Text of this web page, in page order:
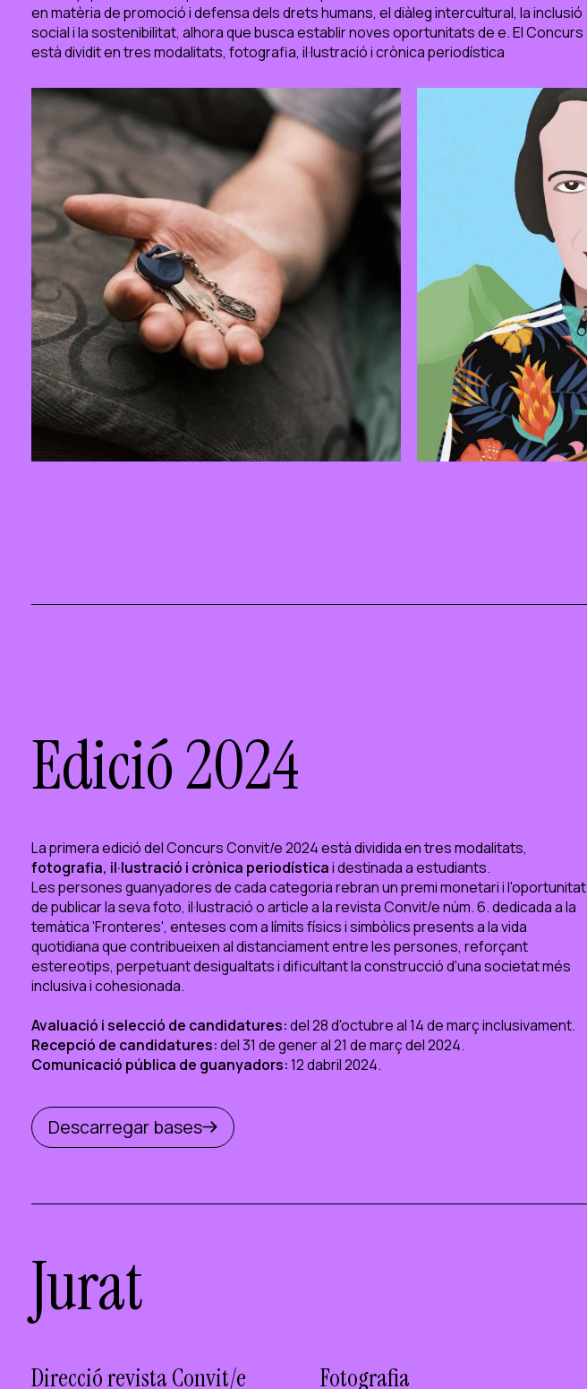
en matèria de promoció i defensa dels drets humans, el diàleg intercultural, la inclusió
social i la sostenibilitat, alhora que busca establir noves oportunitats de e. El Concurs
està dividit en tres modalitats, fotografia, il·lustració i crònica periodística
Edició 2024
La primera edició del Concurs Convit/e 2024 està dividida en tres modalitats,
fotografia, il·lustració i crònica periodísticai destinada a estudiants.
Les persones guanyadores de cada categoria rebran un premi monetari i l'oportunitat
de publicar la seva foto, il·lustració o article a la revista Convit/e núm. 6. dedicada a la
temàtica 'Fronteres', enteses com a límits físics i simbòlics presents a la vida
quotidiana que contribueixen al distanciament entre les persones, reforçant
estereotips, perpetuant desigualtats i dificultant la construcció d'una societat més
inclusiva i cohesionada.
Avaluació i selecció de candidatures:del 28 d'octubre al 14 de març inclusivament.
Recepció de candidatures:del 31 de gener al 21 de març del 2024.
Comunicació pública de guanyadors:12 dabril 2024.
Descarregar bases
Jurat
Direcció revista Convit/e Fotografia